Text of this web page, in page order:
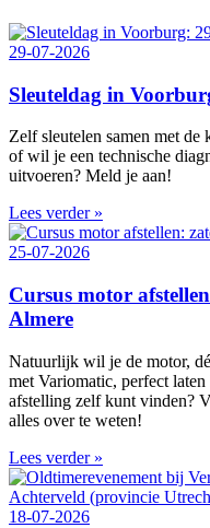
29-07-2026
Sleuteldag in
Zelf sleutelen samen met de
of wil je een technische
uitvoeren? Meld je aan!
Lees verder »
25-07-2026
Cursus motor
Almere
Natuurlijk wil je de motor,
met Variomatic, perfect
afstelling zelf kunt vinden?
alles over te weten!
Lees verder »
18-07-2026